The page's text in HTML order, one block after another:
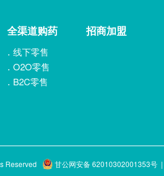
全渠道购药
线下零售
O2O零售
B2C零售
招商加盟
Reserved 甘公网安备 62010302001353号 |